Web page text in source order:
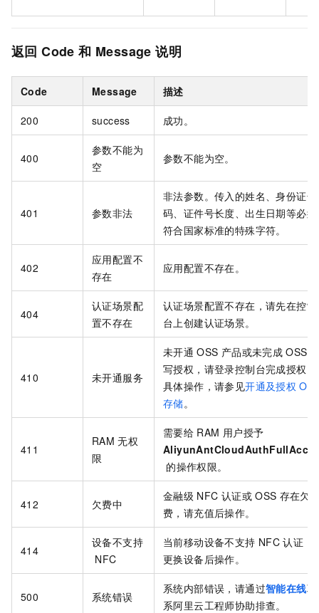
​返回 Code 和 Message 说明
Code Message 描述
200 success 成功。
400
参数不能为
空
参数不能为空。
401 参数非法
非法参数。传入的姓名、身份证号
码、证件号长度、出生日期等必须
符合国家标准的特殊字符。
402
应用配置不
存在
应用配置不存在。
404
认证场景配
置不存在
认证场景配置不存在，请先在控制
台上创建认证场景。
410 未开通服务
未开通 OSS 产品或未完成 OSS
写授权，请登录控制台完成授权。
具体操作，请参见开通及授权
存储。
411
RAM 无权
限
需要给 RAM 用户授予
的操作权限。
412 欠费中
金融级 NFC 认证或 OSS 存在欠
费，请充值后操作。
414
设备不支持
NFC
当前移动设备不支持 NFC 认证，
更换设备后操作。
500 系统错误
系统内部错误，请通过智能在线联
系阿里云工程师协助排查。